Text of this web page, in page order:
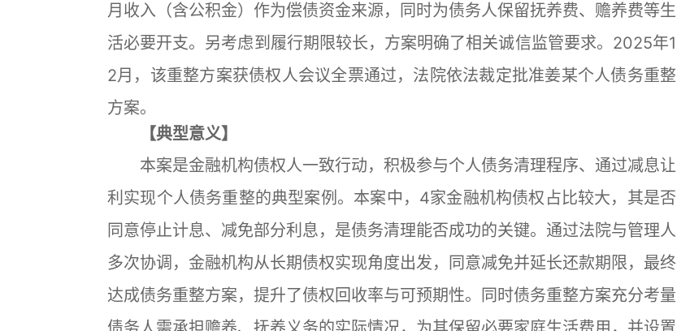
月收入（含公积金）作为偿债资金来源，同时为债务人保留抚养费、赡养费等生
活必要开支。另考虑到履行期限较长，方案明确了相关诚信监管要求。2025年1
2月，该重整方案获债权人会议全票通过，法院依法裁定批准姜某个人债务重整
方案。
【典型意义】
本案是金融机构债权人一致行动，积极参与个人债务清理程序、通过减息让
利实现个人债务重整的典型案例。本案中，4家金融机构债权占比较大，其是否
同意停止计息、减免部分利息，是债务清理能否成功的关键。通过法院与管理人
多次协调，金融机构从长期债权实现角度出发，同意减免并延长还款期限，最终
达成债务重整方案，提升了债权回收率与可预期性。同时债务重整方案充分考量